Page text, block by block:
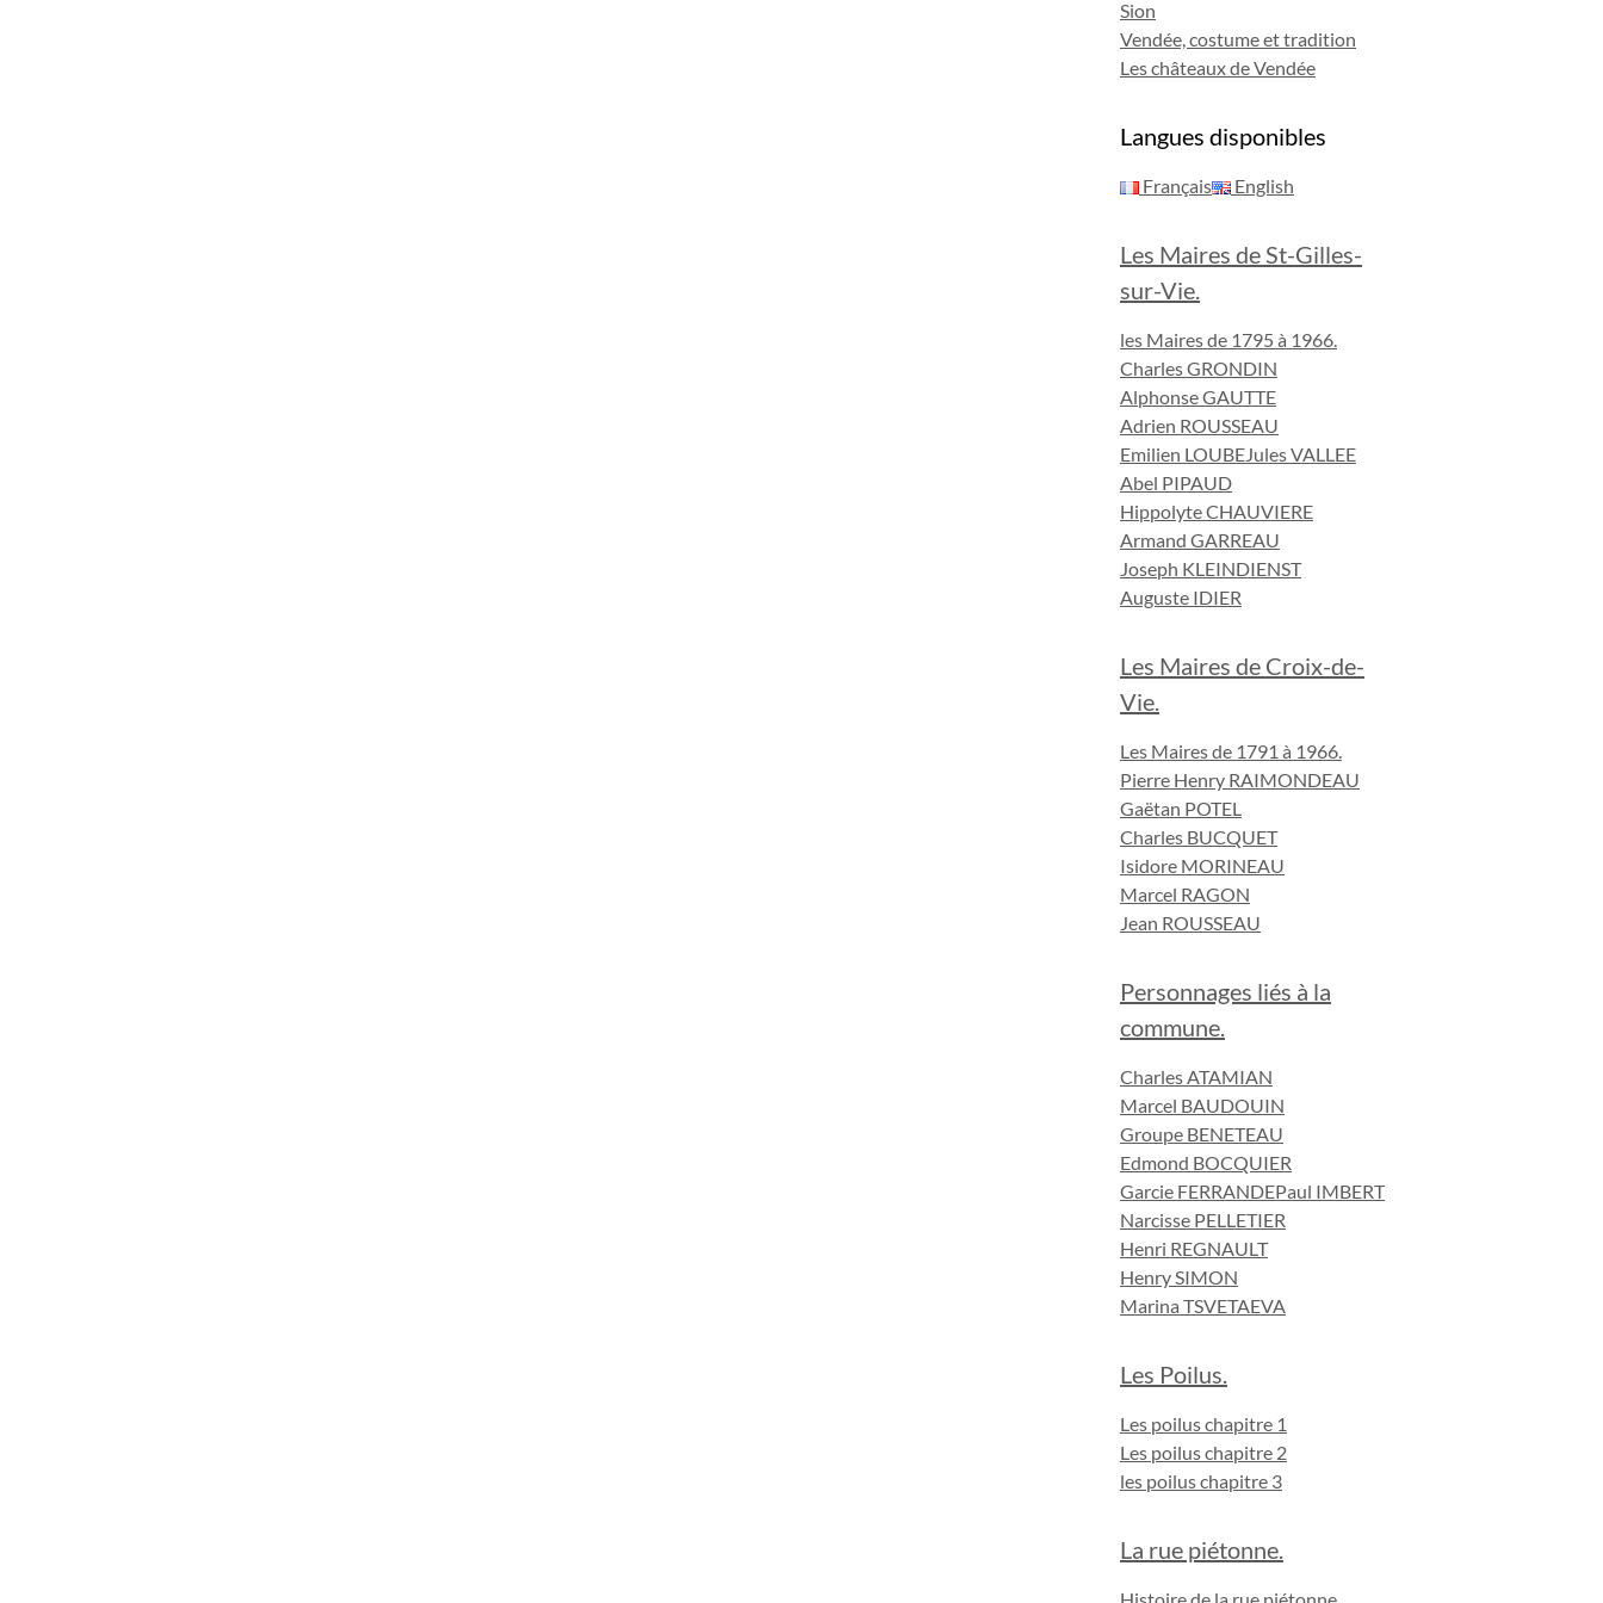
Sion
Vendée, costume et tradition
Les châteaux de Vendée
Langues disponibles
Français English
Les Maires de St-Gilles-
sur-Vie.
les Maires de 1795 à 1966.
Charles GRONDIN
Alphonse GAUTTE
Adrien ROUSSEAU
Emilien LOUBEJules VALLEE
Abel PIPAUD
Hippolyte CHAUVIERE
Armand GARREAU
Joseph KLEINDIENST
Auguste IDIER
Les Maires de Croix-de-
Vie.
Les Maires de 1791 à 1966.
Pierre Henry RAIMONDEAU
Gaëtan POTEL
Charles BUCQUET
Isidore MORINEAU
Marcel RAGON
Jean ROUSSEAU
Personnages liés à la
commune.
Charles ATAMIAN
Marcel BAUDOUIN
Groupe BENETEAU
Edmond BOCQUIER
Garcie FERRANDEPaul IMBERT
Narcisse PELLETIER
Henri REGNAULT
Henry SIMON
Marina TSVETAEVA
Les Poilus.
Les poilus chapitre 1
Les poilus chapitre 2
les poilus chapitre 3
La rue piétonne.